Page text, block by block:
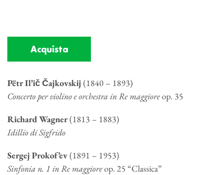
Acquista
Pëtr Il’ič Čajkovskij (1840 – 1893)
Concerto per violino e orchestra in Re maggioreop. 35
Richard Wagner(1813 – 1883)
Idillio di Sigfrido
Sergej Prokof’ev(1891 – 1953)
Sinfonia n. 1 in Re maggioreop. 25 “Classica”